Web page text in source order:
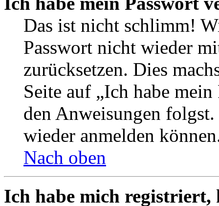
Das ist nicht schlimm!
Passwort nicht wieder
zurücksetzen. Dies
Seite auf „Ich habe
den Anweisungen
wieder anmelden
Nach oben
Ich habe mich